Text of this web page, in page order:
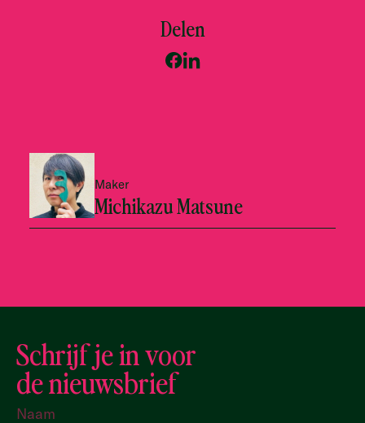
Delen
Maker
Michikazu Matsune
Schrijf je in voor
de nieuwsbrief